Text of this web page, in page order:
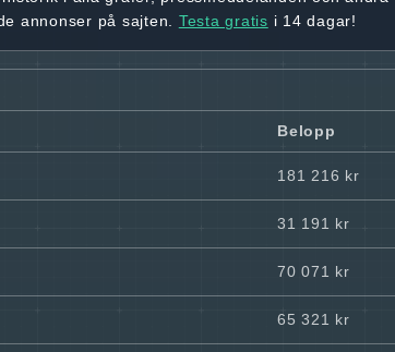
annonser på sajten. Testa gratis i 14 dagar!
Belopp
181 216 kr
31 191 kr
70 071 kr
65 321 kr